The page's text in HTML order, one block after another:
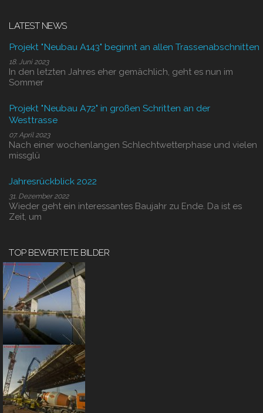
LATEST NEWS
Projekt "Neubau A143" beginnt an allen Trassenabschnitten
18. Juni 2023
In den letzten Jahres eher gemächlich, geht es nun im
Sommer
Projekt "Neubau A72" in großen Schritten an der
Westtrasse
07. April 2023
Nach einer wochenlangen Schlechtwetterphase und vielen
missglü
Jahresrückblick 2022
31. Dezember 2022
Wieder geht ein interessantes Baujahr zu Ende. Da ist es
Zeit, um
TOP BEWERTETE BILDER